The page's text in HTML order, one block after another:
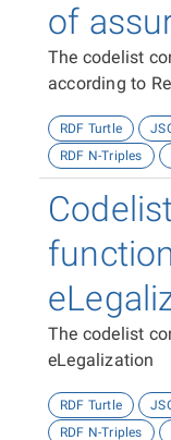
of
The codelist
according to
RDF Turtle
RDF N-Triples
The codelist
eLegalization
RDF Turtle
RDF N-Triples